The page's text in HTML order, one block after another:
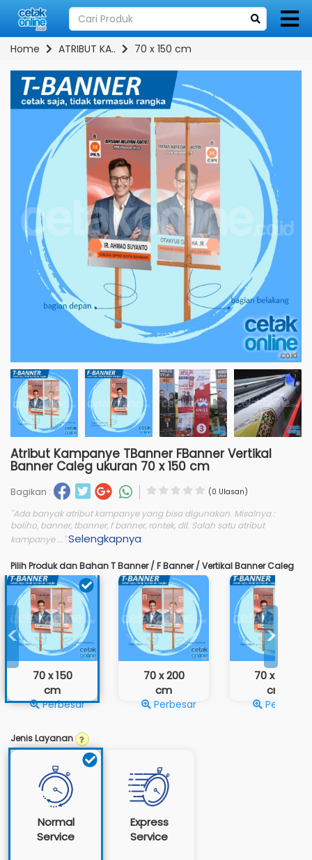
Home ATRIBUT KA.. 70 x 150 cm
Atribut Kampanye TBanner FBanner Vertikal
Banner Caleg ukuran 70 x 150 cm
Bagikan : (0 Ulasan)
"Ada banyak atribut kampanye yang bisa digunakan. Misalnya :
baliho, banner, tbanner, f banner, rontek, dll. Salah satu atribut
kampanye ..."Selengkapnya.
Pilih Produk dan Bahan T Banner / F Banner / Vertikal Banner Caleg
<
70 x 150
cm
Perbesar
70 x 200
cm
Perbesar
70 x 300
cm
Perbesar
>
Jenis Layanan
Normal
Service
Express
Service